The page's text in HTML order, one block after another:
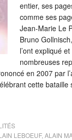
entier, ses
comme ses
Jean-Marie Le
Bruno
l’ont expliqué
nombreuses
en 2007 par
cette bataille
LEBOEUF, ALAIN